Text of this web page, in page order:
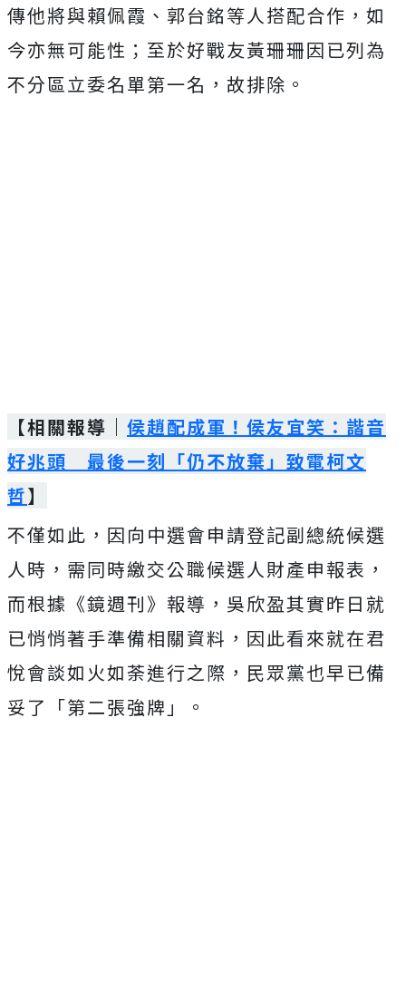
傳他將與賴佩霞、郭台銘等人搭配合作，如
今亦無可能性；至於好戰友黃珊珊因已列為
不分區立委名單第一名，故排除。
【相關報導｜ 侯趙配成軍！侯友宜笑：諧音
好兆頭 最後一刻「仍不放棄」致電柯文
哲】
不僅如此，因向中選會申請登記副總統候選
人時，需同時繳交公職候選人財產申報表，
而根據《鏡週刊》報導，吳欣盈其實昨日就
已悄悄著手準備相關資料，因此看來就在君
悅會談如火如荼進行之際，民眾黨也早已備
妥了「第二張強牌」。